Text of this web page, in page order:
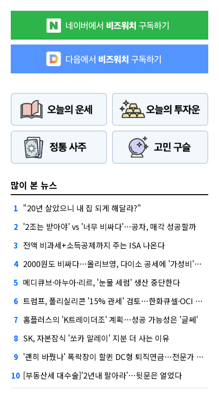
많이 본 뉴스
1 "20년 살았으니 내 집 되게 해달라?"
2 '2조는 받아야' vs '너무 비싸다'…공차, 매각 성공할까
3 전액 비과세+소득공제까지 주는 ISA 나온다
4 2000원도 비싸다…올리브영, 다이소 공세에 '가성비'로 맞불
5 메디큐브·아누아·리르, '눈물 세럼' 생산 중단한다
6 트럼프, 폴리실리콘 '15% 관세' 검토…한화큐셀·OCI 영향은?
7 홈플러스의 'K트레이더조' 계획…성공 가능성은 '글쎄'
8 SK, 자본잠식 '쏘카 말레이' 지분 더 사는 이유
9 '괜히 바꿨나' 폭락장이 할퀸 DC형 퇴직연금…전문가 조언은
10 [부동산세 대수술]'2년내 팔아라'…뒷문은 열었다